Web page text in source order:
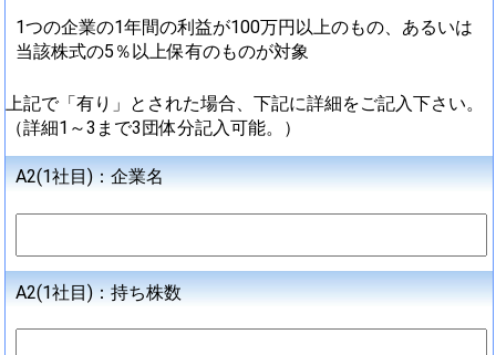
1つの企業の1年間の利益が100万円以上のもの、あるいは
当該株式の5％以上保有のものが対象
上記で「有り」とされた場合、下記に詳細をご記入下さい。
（詳細1～3まで3団体分記入可能。）
A2(1社目)：企業名
A2(1社目)：持ち株数